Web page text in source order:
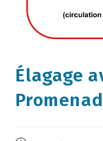
Élagage